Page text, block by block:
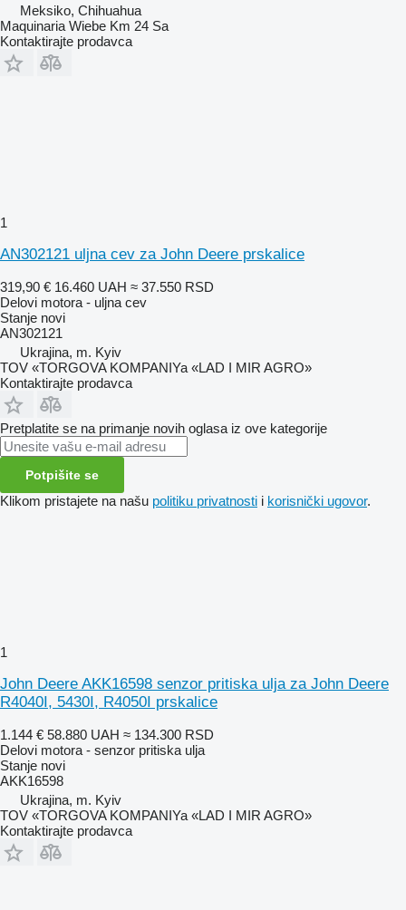
Meksiko, Chihuahua
Maquinaria Wiebe Km 24 Sa
Kontaktirajte prodavca
1
AN302121 uljna cev za John Deere prskalice
319,90 € 16.460 UAH ≈ 37.550 RSD
Delovi motora - uljna cev
Stanje novi
AN302121
Ukrajina, m. Kyiv
TOV «TORGOVA KOMPANIYa «LAD I MIR AGRO»
Kontaktirajte prodavca
Pretplatite se na primanje novih oglasa iz ove kategorije
Potpišite se
Klikom pristajete na našu politiku privatnosti i korisnički ugovor.
1
John Deere AKK16598 senzor pritiska ulja za John Deere
R4040I, 5430I, R4050I prskalice
1.144 € 58.880 UAH ≈ 134.300 RSD
Delovi motora - senzor pritiska ulja
Stanje novi
AKK16598
Ukrajina, m. Kyiv
TOV «TORGOVA KOMPANIYa «LAD I MIR AGRO»
Kontaktirajte prodavca